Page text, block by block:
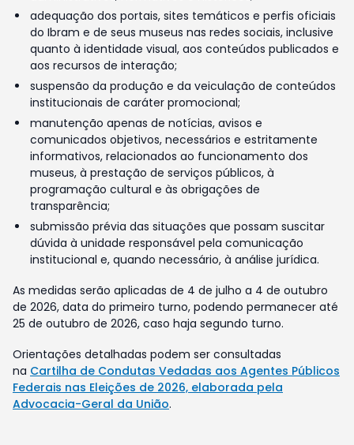
adequação dos portais, sites temáticos e perfis oficiais
do Ibram e de seus museus nas redes sociais, inclusive
quanto à identidade visual, aos conteúdos publicados e
aos recursos de interação;
suspensão da produção e da veiculação de conteúdos
institucionais de caráter promocional;
manutenção apenas de notícias, avisos e
comunicados objetivos, necessários e estritamente
informativos, relacionados ao funcionamento dos
museus, à prestação de serviços públicos, à
programação cultural e às obrigações de
transparência;
submissão prévia das situações que possam suscitar
dúvida à unidade responsável pela comunicação
institucional e, quando necessário, à análise jurídica.
As medidas serão aplicadas de 4 de julho a 4 de outubro
de 2026, data do primeiro turno, podendo permanecer até
25 de outubro de 2026, caso haja segundo turno.
Orientações detalhadas podem ser consultadas
na Cartilha de Condutas Vedadas aos Agentes Públicos
Federais nas Eleições de 2026, elaborada pela
Advocacia-Geral da União.